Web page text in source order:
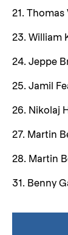
21. Thomas
23. William
24. Jeppe
25. Jamil
26. Nikolaj
27. Martin
28. Martin
31. Benny